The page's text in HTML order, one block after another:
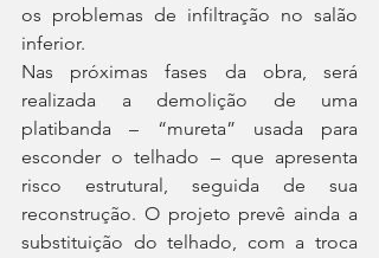
os problemas de infiltração no salão
inferior.
Nas próximas fases da obra, será
realizada a demolição de uma
platibanda – “mureta” usada para
esconder o telhado – que apresenta
risco estrutural, seguida de sua
reconstrução. O projeto prevê ainda a
substituição do telhado, com a troca